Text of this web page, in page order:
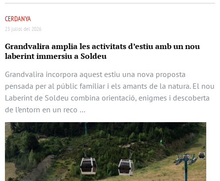
CERDANYA
23 juliol del 2026
Grandvalira amplia les activitats d’estiu amb un nou
laberint immersiu a Soldeu
Grandvalira incorpora aquest estiu una nova proposta
pensada per al públic familiar i els amants de la natura. El nou
Laberint de Soldeu combina orientació, enigmes i descoberta
de l’entorn en un reco …